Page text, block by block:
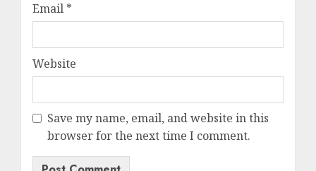
Email *
Website
Save my name, email, and website in this
browser for the next time I comment.